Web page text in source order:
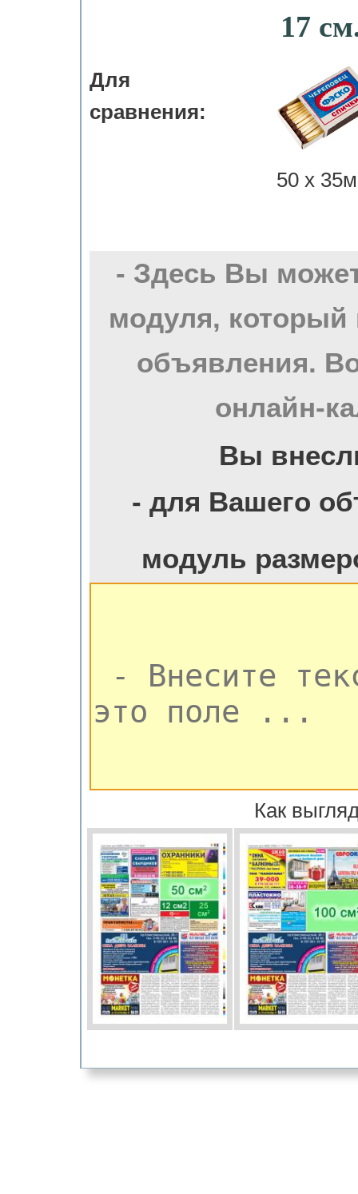
Для
сравнения:
17
50 х
- Здесь Вы
модуля, который
объявления.
онлайн-
Вы
- для Вашего
модуль
Как